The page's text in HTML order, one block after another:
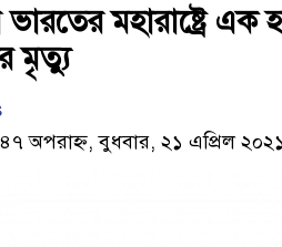
মহারাষ্ট্রে এক
মৃত্যু
অপরাহ্ন, বুধবার, ২১ এপ্রিল ২০২১